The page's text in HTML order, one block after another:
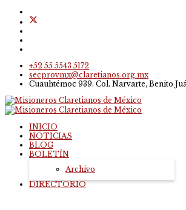
+52 55 5543 5172
secprovmx@claretianos.org.mx
Cuauhtémoc 939. Col. Narvarte, Benito
INICIO
NOTICIAS
BLOG
BOLETÍN
Archivo
DIRECTORIO